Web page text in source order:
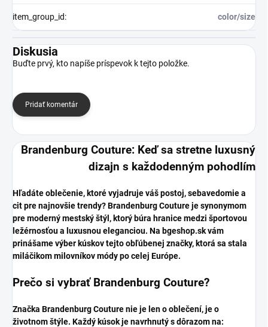
item_group_id: color/size
Diskusia
Buďte prvý, kto napíše príspevok k tejto položke.
Pridať komentár
Brandenburg Couture: Keď sa stretne luxusný
dizajn s každodenným pohodlím
​Hľadáte oblečenie, ktoré vyjadruje váš postoj, sebavedomie a
cit pre najnovšie trendy? Brandenburg Couture je synonymom
pre moderný mestský štýl, ktorý búra hranice medzi športovou
ležérnosťou a luxusnou eleganciou. Na bgeshop.sk vám
prinášame výber kúskov tejto obľúbenej značky, ktorá sa stala
miláčikom milovníkov módy po celej Európe.
​Prečo si vybrať Brandenburg Couture?
​Značka Brandenburg Couture nie je len o oblečení, je o
životnom štýle. Každý kúsok je navrhnutý s dôrazom na: